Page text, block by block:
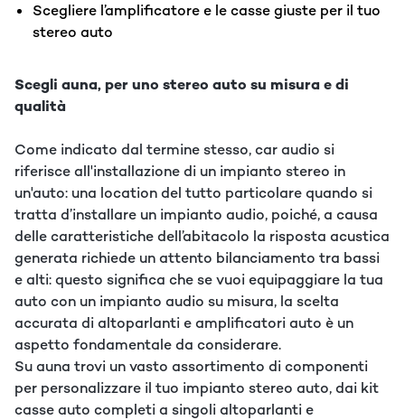
Scegliere l’amplificatore e le casse giuste per il tuo
stereo auto
Scegli auna, per uno stereo auto su misura e di
qualità
Come indicato dal termine stesso, car audio si
riferisce all'installazione di un impianto stereo in
un'auto: una location del tutto particolare quando si
tratta d’installare un impianto audio, poiché, a causa
delle caratteristiche dell’abitacolo la risposta acustica
generata richiede un attento bilanciamento tra bassi
e alti: questo significa che se vuoi equipaggiare la tua
auto con un impianto audio su misura, la scelta
accurata di altoparlanti e amplificatori auto è un
aspetto fondamentale da considerare.
Su auna trovi un vasto assortimento di componenti
per personalizzare il tuo impianto stereo auto, dai kit
casse auto completi a singoli altoparlanti e